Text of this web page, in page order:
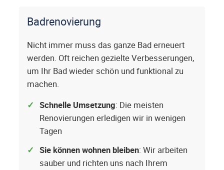
Badrenovierung
Nicht immer muss das ganze Bad erneuert
werden. Oft reichen gezielte Verbesserungen,
um Ihr Bad wieder schön und funktional zu
machen.
Schnelle Umsetzung: Die meisten
Renovierungen erledigen wir in wenigen
Tagen
Sie können wohnen bleiben: Wir arbeiten
sauber und richten uns nach Ihrem